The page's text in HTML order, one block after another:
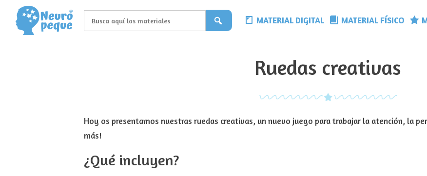
Saltar
contenido
MATERIAL DIGITAL MATERIAL FÍSICO
Ruedas creativas
Hoy os presentamos nuestras ruedas creativas, un nuevo juego para trabajar la atención, la
más!
¿Qué incluyen?